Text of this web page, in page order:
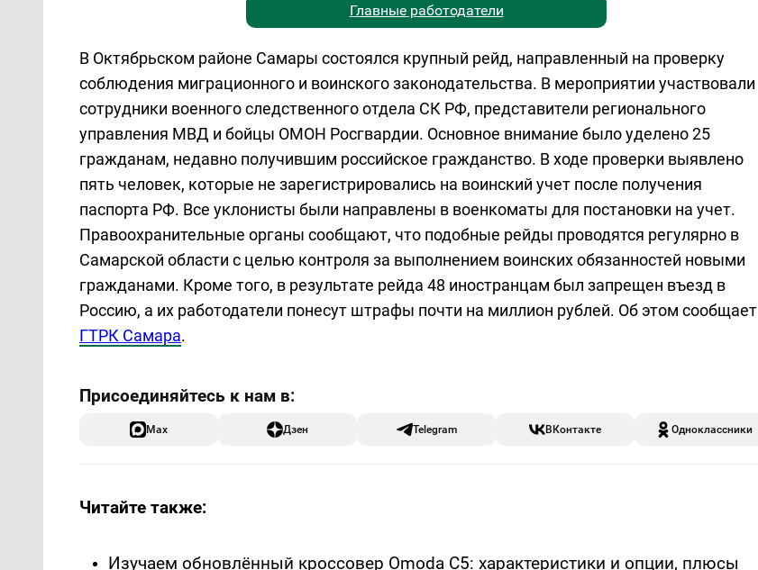
Главные работодатели
В Октябрьском районе Самары состоялся крупный рейд, направленный на проверку
соблюдения миграционного и воинского законодательства. В мероприятии участвовали
сотрудники военного следственного отдела СК РФ, представители регионального
управления МВД и бойцы ОМОН Росгвардии. Основное внимание было уделено 25
гражданам, недавно получившим российское гражданство. В ходе проверки выявлено
пять человек, которые не зарегистрировались на воинский учет после получения
паспорта РФ. Все уклонисты были направлены в военкоматы для постановки на учет.
Правоохранительные органы сообщают, что подобные рейды проводятся регулярно в
Самарской области с целью контроля за выполнением воинских обязанностей новыми
гражданами. Кроме того, в результате рейда 48 иностранцам был запрещен въезд в
Россию, а их работодатели понесут штрафы почти на миллион рублей. Об этом сообщает
ГТРК Самара.
Max Дзен Telegram ВКонтакте Одноклассники
Читайте также:
Изучаем обновлённый кроссовер Omoda C5: характеристики и опции, плюсы